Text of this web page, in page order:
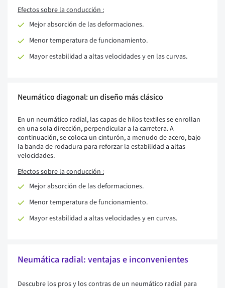
Efectos sobre la conducción :
Mejor absorción de las deformaciones.
Menor temperatura de funcionamiento.
Mayor estabilidad a altas velocidades y en las curvas.
Neumático diagonal: un diseño más clásico
En un neumático radial, las capas de hilos textiles se enrollan
en una sola dirección, perpendicular a la carretera. A
continuación, se coloca un cinturón, a menudo de acero, bajo
la banda de rodadura para reforzar la estabilidad a altas
velocidades.
Efectos sobre la conducción :
Mejor absorción de las deformaciones.
Menor temperatura de funcionamiento.
Mayor estabilidad a altas velocidades y en curvas.
Neumática radial: ventajas e inconvenientes
Descubre los pros y los contras de un neumático radial para